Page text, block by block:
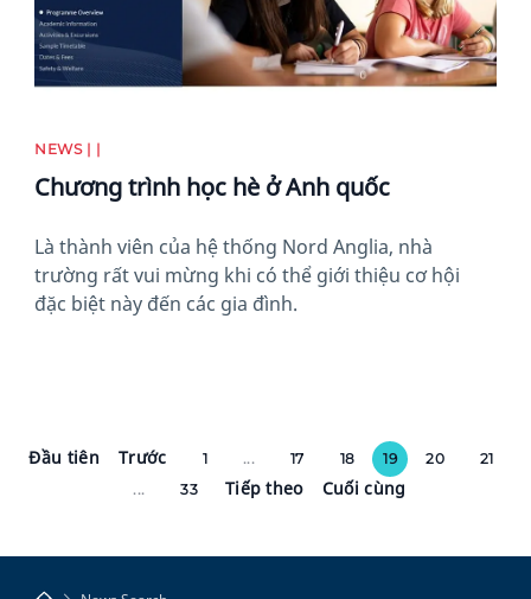
NEWS | |
Chương trình học hè ở Anh quốc
Là thành viên của hệ thống Nord Anglia, nhà
trường rất vui mừng khi có thể giới thiệu cơ hội
đặc biệt này đến các gia đình.
Đầu tiên Trước 1 ... 17 18 19 20
21
...
33 Tiếp theo Cuối cùng